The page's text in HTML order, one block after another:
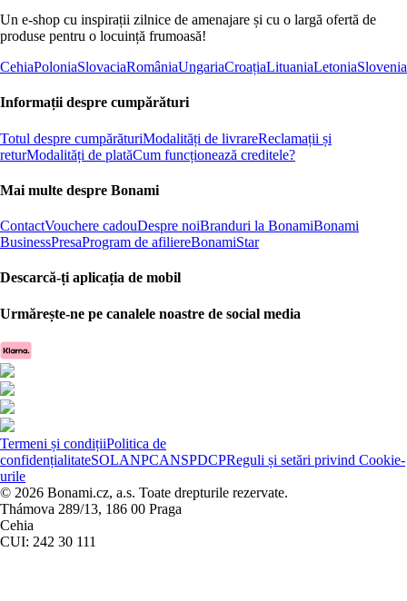
Un e-shop cu inspirații zilnice de amenajare și cu o largă ofertă de
produse pentru o locuință frumoasă!
CehiaPoloniaSlovaciaRomâniaUngariaCroațiaLituaniaLetoniaSlovenia
Informații despre cumpărături
Totul despre cumpărăturiModalități de livrareReclamații și
returModalități de platăCum funcționează creditele?
Mai multe despre Bonami
ContactVouchere cadouDespre noiBranduri la BonamiBonami
BusinessPresaProgram de afiliereBonamiStar
Descarcă-ți aplicația de mobil
Urmărește-ne pe canalele noastre de social media
Termeni și condițiiPolitica de
confidențialitateSOLANPCANSPDCPReguli și setări privind Cookie-
urile
© 2026 Bonami.cz, a.s. Toate drepturile rezervate.
Thámova 289/13, 186 00 Praga
Cehia
CUI: 242 30 111